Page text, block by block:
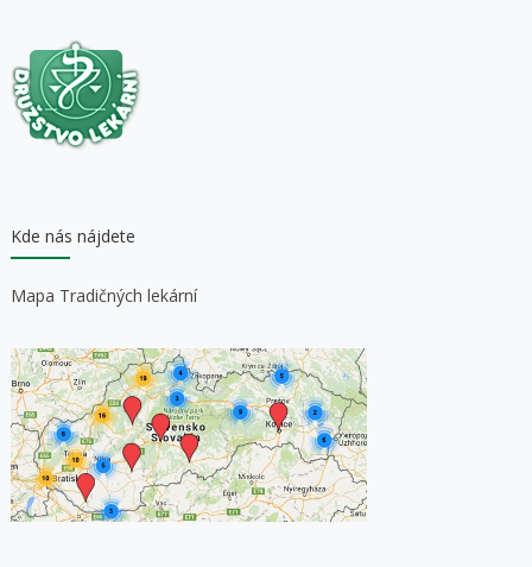
Kde nás nájdete
Mapa Tradičných lekární